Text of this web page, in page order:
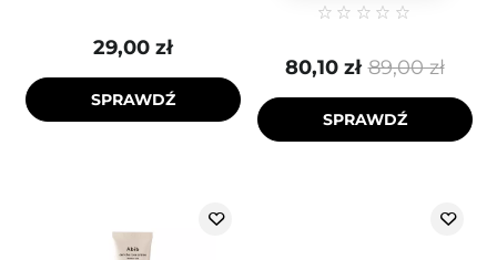
29,00 zł
SPRAWDŹ
89,00 zł
80,10 zł
SPRAWDŹ